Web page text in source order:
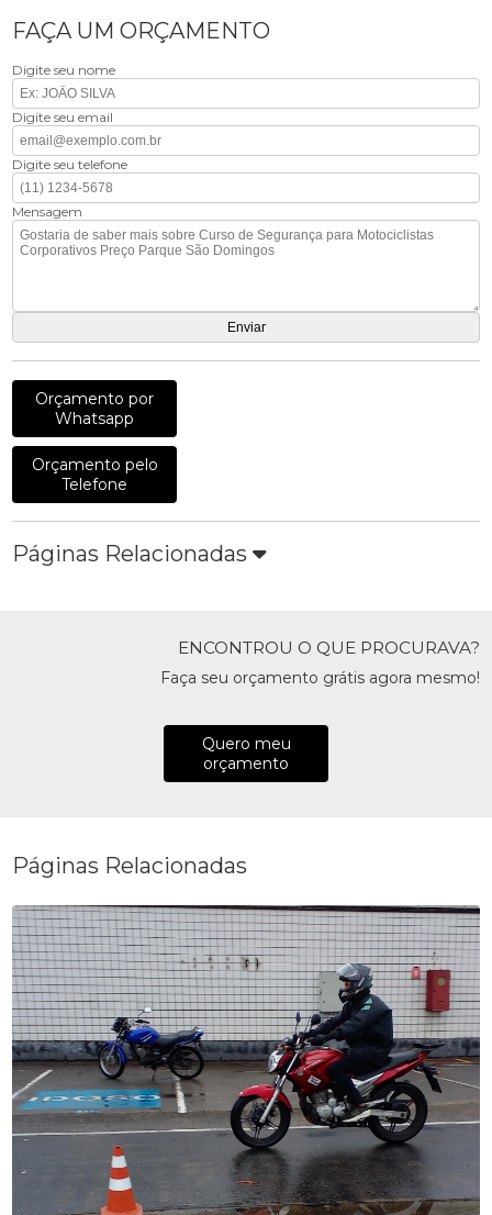
FAÇA UM ORÇAMENTO
Digite seu nome
Digite seu email
Digite seu telefone
Mensagem
Orçamento por
Whatsapp
Orçamento pelo
Telefone
Páginas Relacionadas
ENCONTROU O QUE PROCURAVA?
Faça seu orçamento grátis agora mesmo!
Quero meu
orçamento
Páginas Relacionadas